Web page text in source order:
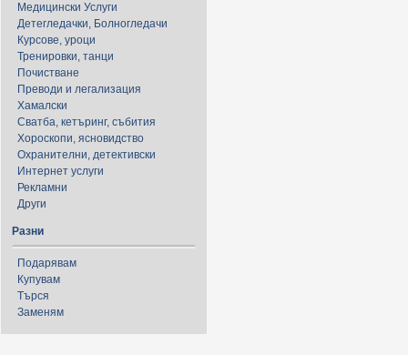
Медицински Услуги
Детегледачки, Болногледачи
Курсове, уроци
Тренировки, танци
Почистване
Преводи и легализация
Хамалски
Сватба, кетъринг, събития
Хороскопи, ясновидство
Охранителни, детективски
Интернет услуги
Рекламни
Други
Разни
Подарявам
Купувам
Търся
Заменям